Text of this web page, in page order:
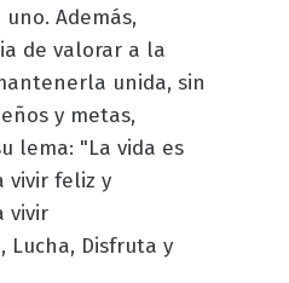
Además,
de valorar a la
unida, sin
y metas,
lema: "La vida es
vivir feliz y
vivir
Lucha, Disfruta y